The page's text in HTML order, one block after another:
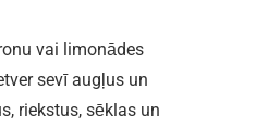
vai limonādes
sevī augļus un
riekstus, sēklas un